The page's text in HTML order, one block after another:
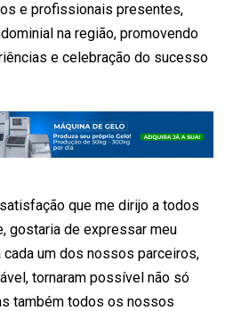
e profissionais presentes,
na região, promovendo
e celebração do sucesso
que me dirijo a todos
gostaria de expressar meu
um dos nossos parceiros,
tornaram possível não só
também todos os nossos